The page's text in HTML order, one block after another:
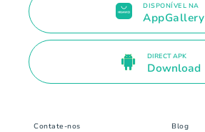
DISPONÍVEL NA
AppGallery
DIRECT APK
Download
Contate-nos Blog